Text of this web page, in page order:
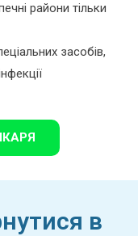
райони тільки
засобів,
в